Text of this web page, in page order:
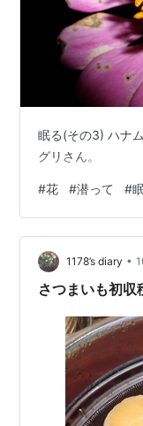
眠る(その3) ハナ
グリさん。
#花 #潜って #
1178’s diary •
さつまいも初収